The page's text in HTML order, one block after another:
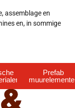
assemblage en
en, in sommige
Prefab